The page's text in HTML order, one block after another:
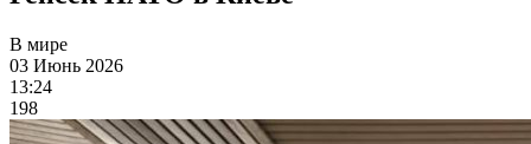
В мире
03 Июнь 2026
13:24
198